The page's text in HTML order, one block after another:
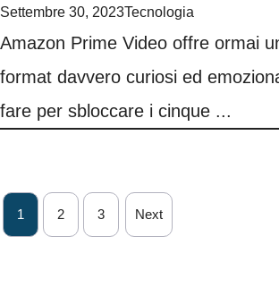
Settembre 30, 2023Tecnologia
Amazon Prime Video offre ormai
format davvero curiosi ed
fare per sbloccare i cinque ...
1 2 3 Next